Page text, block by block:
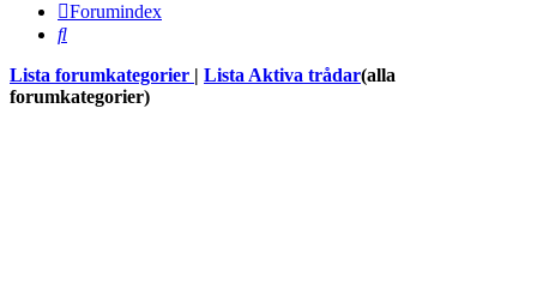
Forumindex
Sök
Lista forumkategorier Lista Aktiva trådar(alla
forumkategorier)